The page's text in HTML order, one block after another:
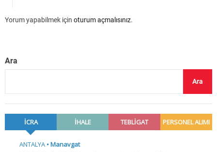
Yorum yapabilmek için oturum açmalısınız.
Ara
Ara